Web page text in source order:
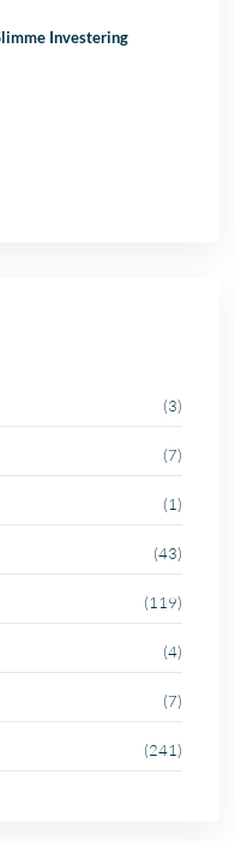
Investering
(3)
(7)
(1)
(43)
(119)
(4)
(7)
(241)